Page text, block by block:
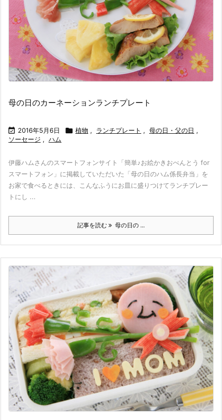
母の日のカーネーションランチプレート
 2016年5月6日  植物 , ランチプレート , 母の日・父の日 ,
ソーセージ , ハム
伊藤ハムさんのスマートフォンサイト「簡単♪お絵かきおべんとう for
スマートフォン」に掲載していただいた「母の日のハム係長弁当」を
お家で食べるときには、こんなふうにお皿に盛りつけてランチプレー
トにし ...
記事を読む 母の日の ...